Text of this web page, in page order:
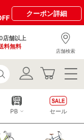
クーポン詳細
店舗以上
料無料
店舗検索
PB セール